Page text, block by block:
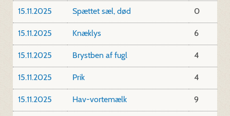
15.11.2025 Spættet sæl, død 0
15.11.2025 Knæklys 6
15.11.2025 Brystben af fugl 4
15.11.2025 Prik 4
15.11.2025 Hav-vortemælk 9